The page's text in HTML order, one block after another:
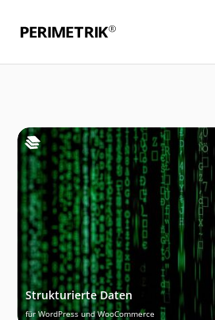
Strukturierte Daten
für WordPress und WooCommerce